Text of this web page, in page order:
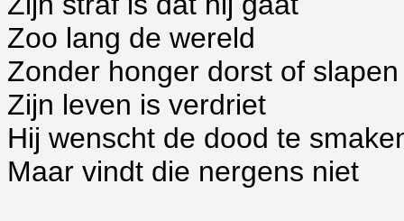
Zoo lang de wereld
Zonder honger dorst of slapen
Zijn leven is verdriet
Hij wenscht de dood te
Maar vindt die nergens niet